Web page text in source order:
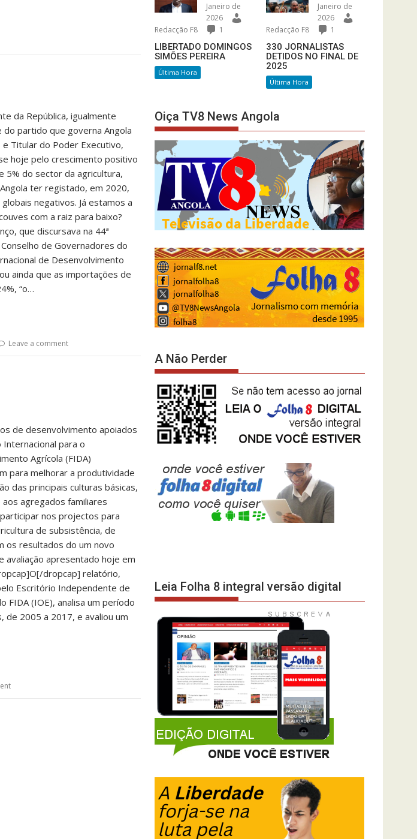
da República, igualmente
do partido que governa Angola
e Titular do Poder Executivo,
hoje pelo crescimento positivo
5% do sector da agricultura,
ter registado, em 2020,
negativos. Já estamos a
com a raiz para baixo?
que discursava na 44ª
de Governadores do
de Desenvolvimento
ainda que as importações de
“o…
Leave a comment
de desenvolvimento apoiados
Internacional para o
Agrícola (FIDA)
para melhorar a produtividade
das principais culturas básicas,
agregados familiares
nos projectos para
de subsistência, de
os resultados do um novo
avaliação apresentado hoje em
dropcap] relatório,
Escritório Independente de
FIDA (IOE), analisa um período
de 2005 a 2017, e avaliou um
Janeiro de
2026
Redacção F8
1
LIBERTADO DOMINGOS
SIMÕES PEREIRA
Última Hora
Janeiro de
2026
Redacção F8
1
330 JORNALISTAS
DETIDOS NO FINAL DE
2025
Última Hora
Oiça TV8 News Angola
A Não Perder
Leia Folha 8 integral versão digital